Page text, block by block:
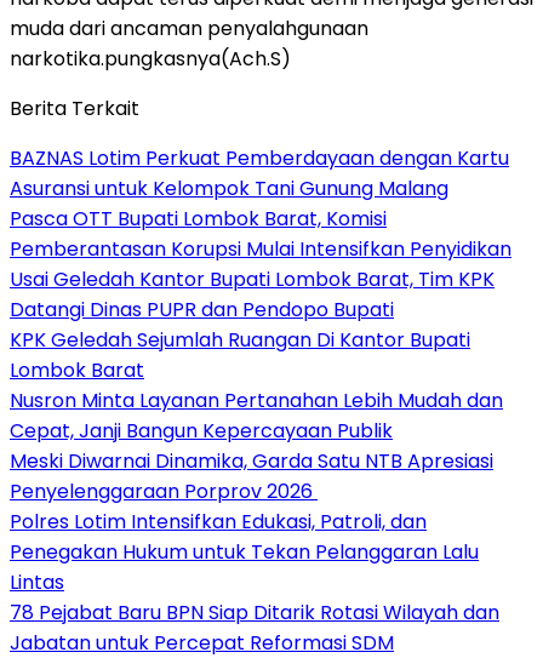
muda dari ancaman penyalahgunaan
narkotika.pungkasnya(Ach.S)
Berita Terkait
BAZNAS Lotim Perkuat Pemberdayaan dengan Kartu
Asuransi untuk Kelompok Tani Gunung Malang
Pasca OTT Bupati Lombok Barat, Komisi
Pemberantasan Korupsi Mulai Intensifkan Penyidikan
Usai Geledah Kantor Bupati Lombok Barat, Tim KPK
Datangi Dinas PUPR dan Pendopo Bupati
KPK Geledah Sejumlah Ruangan Di Kantor Bupati
Lombok Barat
Nusron Minta Layanan Pertanahan Lebih Mudah dan
Cepat, Janji Bangun Kepercayaan Publik
Meski Diwarnai Dinamika, Garda Satu NTB Apresiasi
Penyelenggaraan Porprov 2026 ‎
Polres Lotim Intensifkan Edukasi, Patroli, dan
Penegakan Hukum untuk Tekan Pelanggaran Lalu
Lintas
78 Pejabat Baru BPN Siap Ditarik Rotasi Wilayah dan
Jabatan untuk Percepat Reformasi SDM